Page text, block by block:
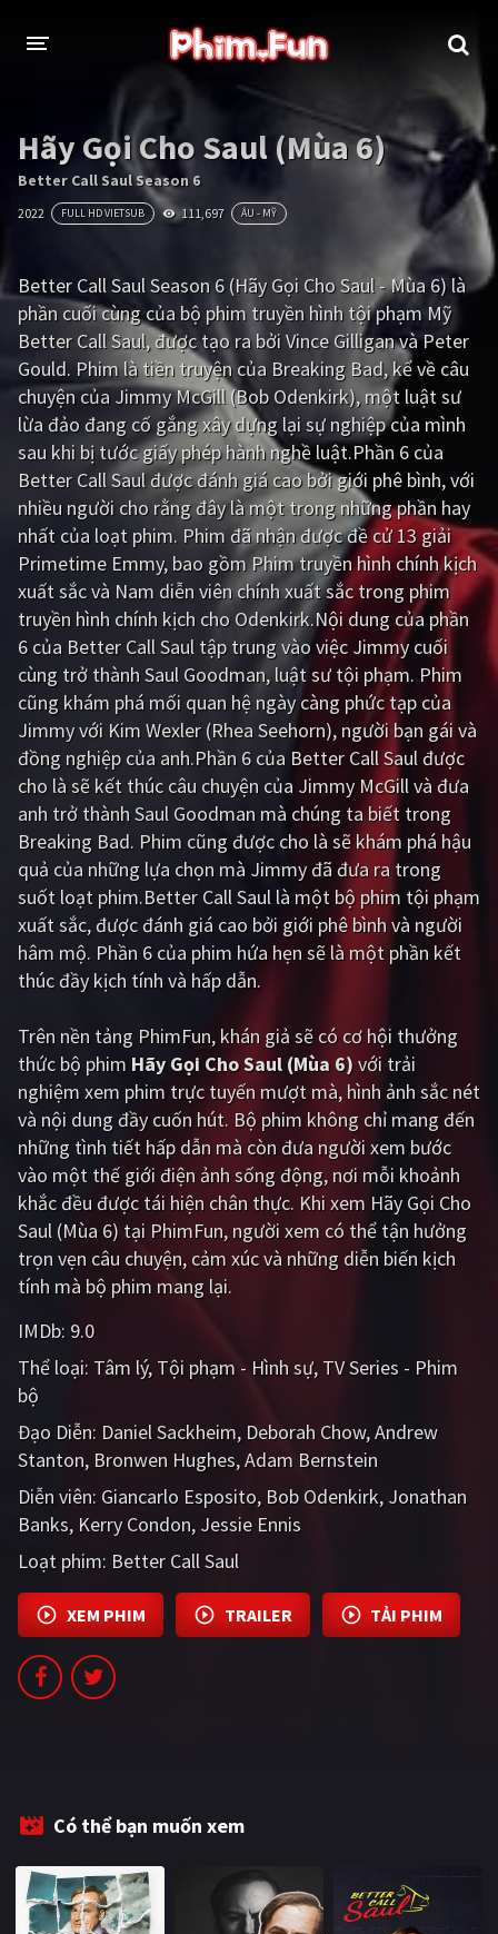
THỂ LOẠI
Thần thoại - Cổ trang
Tâm lý Chiến tranh
Kinh dị Tội phạm - Hình sự
Phiêu lưu Hài hước
Viễn tưởng Khoa học - Tài liệu
Hoạt hình Thể thao
Tình cảm - Lãng mạn Kỳ ảo
Giật gân Gia đình
Bí ẩn Lịch sử
Viễn Tây Tiểu sử
GameShow DramaTV
QUỐC GIA
Âu - Mỹ Trung Quốc - Hồng Kông
Hàn Quốc Nhật Bản
Ấn Độ Việt Nam
Tổng hợp
CẬP NHẬT
PHIM BỘ
PHIM LẺ
PHIM CHIẾU RẠP
TUYỂN TẬP PHIM
BLOG
Hãy Gọi Cho Saul (Mùa 6)
Better Call Saul Season 6
2022 FULL HD VIETSUB 111,697 ÂU - MỸ
Better Call Saul Season 6 (Hãy Gọi Cho Saul - Mùa 6) là
phần cuối cùng của bộ phim truyền hình tội phạm Mỹ
Better Call Saul, được tạo ra bởi Vince Gilligan và Peter
Gould. Phim là tiền truyện của Breaking Bad, kể về câu
chuyện của Jimmy McGill (Bob Odenkirk), một luật sư
lừa đảo đang cố gắng xây dựng lại sự nghiệp của mình
sau khi bị tước giấy phép hành nghề luật.Phần 6 của
Better Call Saul được đánh giá cao bởi giới phê bình, với
nhiều người cho rằng đây là một trong những phần hay
nhất của loạt phim. Phim đã nhận được đề cử 13 giải
Primetime Emmy, bao gồm Phim truyền hình chính kịch
xuất sắc và Nam diễn viên chính xuất sắc trong phim
truyền hình chính kịch cho Odenkirk.Nội dung của phần
6 của Better Call Saul tập trung vào việc Jimmy cuối
cùng trở thành Saul Goodman, luật sư tội phạm. Phim
cũng khám phá mối quan hệ ngày càng phức tạp của
Jimmy với Kim Wexler (Rhea Seehorn), người bạn gái và
đồng nghiệp của anh.Phần 6 của Better Call Saul được
cho là sẽ kết thúc câu chuyện của Jimmy McGill và đưa
anh trở thành Saul Goodman mà chúng ta biết trong
Breaking Bad. Phim cũng được cho là sẽ khám phá hậu
quả của những lựa chọn mà Jimmy đã đưa ra trong
suốt loạt phim.Better Call Saul là một bộ phim tội phạm
xuất sắc, được đánh giá cao bởi giới phê bình và người
hâm mộ. Phần 6 của phim hứa hẹn sẽ là một phần kết
thúc đầy kịch tính và hấp dẫn.
Trên nền tảng PhimFun, khán giả sẽ có cơ hội thưởng
thức bộ phim Hãy Gọi Cho Saul (Mùa 6)với trải
nghiệm xem phim trực tuyến mượt mà, hình ảnh sắc nét
và nội dung đầy cuốn hút. Bộ phim không chỉ mang đến
những tình tiết hấp dẫn mà còn đưa người xem bước
vào một thế giới điện ảnh sống động, nơi mỗi khoảnh
khắc đều được tái hiện chân thực. Khi xem Hãy Gọi Cho
Saul (Mùa 6) tại PhimFun, người xem có thể tận hưởng
trọn vẹn câu chuyện, cảm xúc và những diễn biến kịch
tính mà bộ phim mang lại.
IMDb: 9.0
Thể loại: Tâm lý Tội phạm - Hình sự TV Series - Phim
bộ
Đạo Diễn: Daniel Sackheim Deborah Chow Andrew
Stanton Bronwen Hughes Adam Bernstein
Diễn viên: Giancarlo Esposito Bob Odenkirk Jonathan
Banks Kerry Condon Jessie Ennis
Loạt phim: Better Call Saul
XEM PHIM TRAILER TẢI PHIM
Có thể bạn muốn xem